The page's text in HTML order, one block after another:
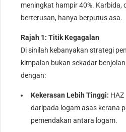
meningkat hampir 40%. Karbida,
berterusan, hanya berputus asa.
Rajah 1: Titik Kegagalan
Di sinilah kebanyakan strategi
kimpalan bukan sekadar
dengan:
Kekerasan Lebih Tinggi: HAZ
daripada logam asas kerana
pemendakan antara logam.